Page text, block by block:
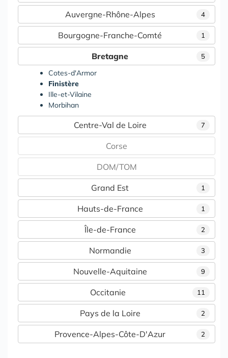
4
Auvergne-Rhône-Alpes
1
Bourgogne-Franche-Comté
5
Bretagne
Cotes-d'Armor
Finistère
Ille-et-Vilaine
Morbihan
7
Centre-Val de Loire
Corse
DOM/TOM
1
Grand Est
1
Hauts-de-France
2
Île-de-France
3
Normandie
9
Nouvelle-Aquitaine
11
Occitanie
2
Pays de la Loire
2
Provence-Alpes-Côte-D'Azur